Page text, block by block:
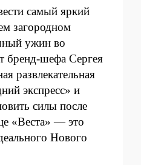
самый яркий
загородном
ужин во
бренд-шефа Сергея
развлекательная
экспресс» и
силы после
«Веста» — это
Нового